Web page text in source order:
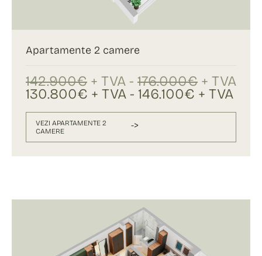
Apartamente 2 camere
142.900€ + TVA - 176.000€ + TVA
130.800€ + TVA - 146.100€ + TVA
VEZI APARTAMENTE 2
CAMERE
->